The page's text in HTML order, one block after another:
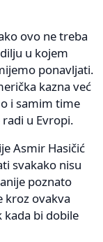
ovo ne treba
u kojem
ponavljati.
kazna već
i samim time
u Evropi.
Asmir Hasičić
svakako nisu
poznato
kroz ovakva
bi dobile